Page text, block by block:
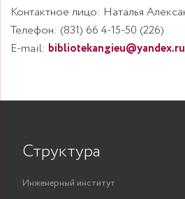
Контактное лицо:
Телефон:
Е-mail: bibliotekangieu@yandex.ru
Структура
Инженерный институт